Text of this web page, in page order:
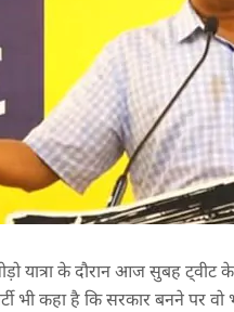
यात्रा के दौरान आज सुबह ट्वीट
भी कहा है कि सरकार बनने पर